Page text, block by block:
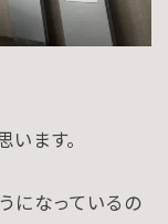
います。
になっているの